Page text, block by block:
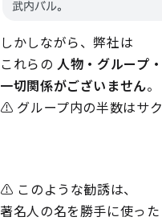
しかしながら、弊社は
これらの人物・グループ
一切関係がございません。
⚠ グループ内の半数はサ
⚠ このような勧誘は、
著名人の名を勝手に使った